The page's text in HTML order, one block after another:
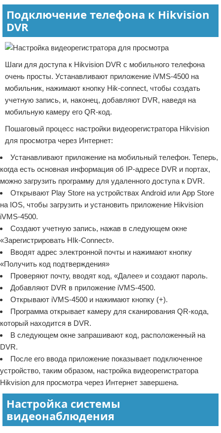
Подключение телефона к Hikvision
DVR
Шаги для доступа к Hikvision DVR с мобильного телефона
очень просты. Устанавливают приложение iVMS-4500 на
мобильник, нажимают кнопку Hik-connect, чтобы создать
учетную запись, и, наконец, добавляют DVR, наведя на
мобильную камеру его QR-код.
Пошаговый процесс настройки видеорегистратора Hikvision
для просмотра через Интернет:
Устанавливают приложение на мобильный телефон. Теперь,
когда есть основная информация об IP-адресе DVR и портах,
можно загрузить программу для удаленного доступа к DVR.
Открывают Play Store на устройствах Android или App Store
на IOS, чтобы загрузить и установить приложение Hikvision
iVMS-4500.
Создают учетную запись, нажав в следующем окне
«Зарегистрировать HIk-Connect».
Вводят адрес электронной почты и нажимают кнопку
«Получить код подтверждения»
Проверяют почту, вводят код, «Далее» и создают пароль.
Добавляют DVR в приложение iVMS-4500.
Открывают iVMS-4500 и нажимают кнопку (+).
Программа открывает камеру для сканирования QR-кода,
который находится в DVR.
В следующем окне запрашивают код, расположенный на
DVR.
После его ввода приложение показывает подключенное
устройство, таким образом, настройка видеорегистратора
Hikvision для просмотра через Интернет завершена.
Настройка системы
видеонаблюдения